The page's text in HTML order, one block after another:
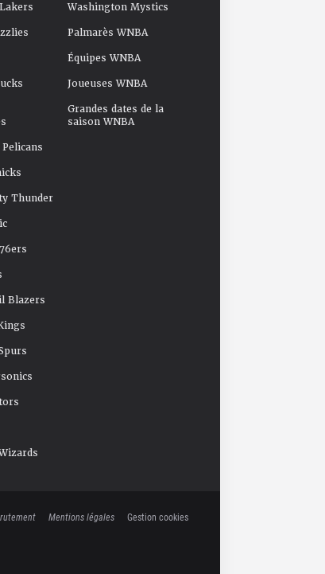
Thunder
Blazers
Washington Mystics
Palmarès WNBA
Équipes WNBA
Joueuses WNBA
Grandes dates de la
saison WNBA
Mentions légales Gestion cookies